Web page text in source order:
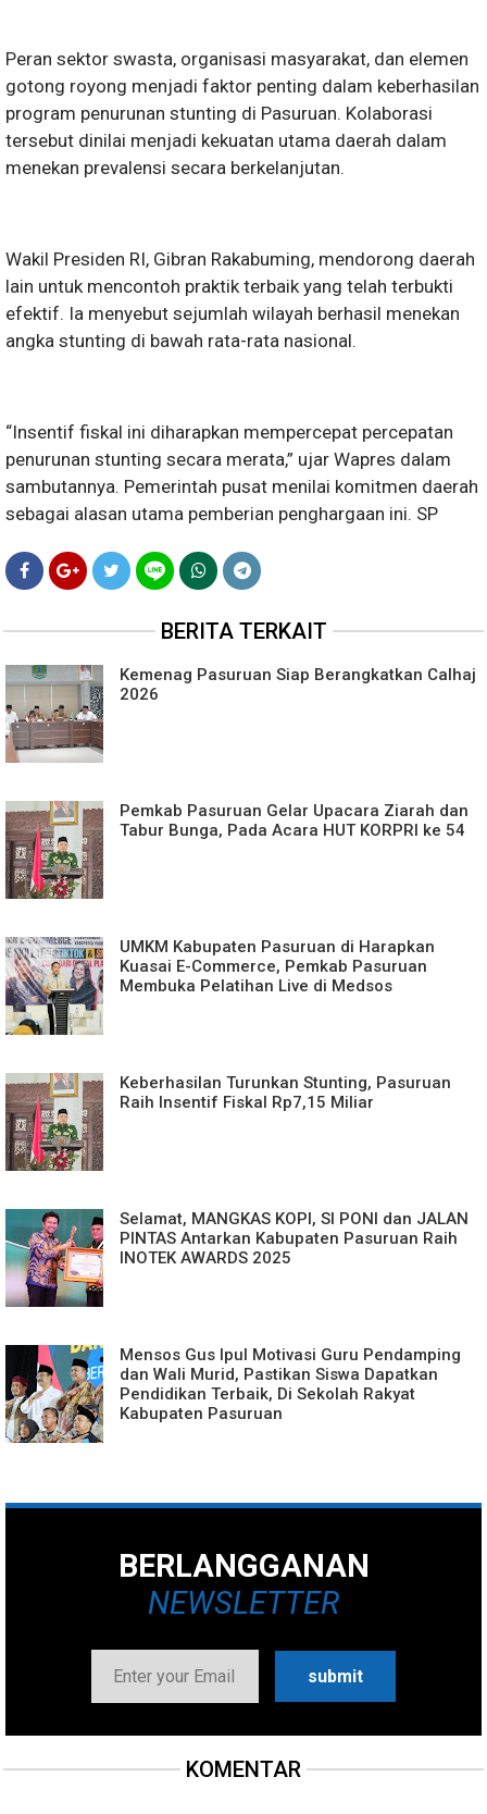
Peran sektor swasta, organisasi masyarakat, dan elemen
gotong royong menjadi faktor penting dalam keberhasilan
program penurunan stunting di Pasuruan. Kolaborasi
tersebut dinilai menjadi kekuatan utama daerah dalam
menekan prevalensi secara berkelanjutan.
Wakil Presiden RI, Gibran Rakabuming, mendorong daerah
lain untuk mencontoh praktik terbaik yang telah terbukti
efektif. Ia menyebut sejumlah wilayah berhasil menekan
angka stunting di bawah rata-rata nasional.
“Insentif fiskal ini diharapkan mempercepat percepatan
penurunan stunting secara merata,” ujar Wapres dalam
sambutannya. Pemerintah pusat menilai komitmen daerah
sebagai alasan utama pemberian penghargaan ini. SP
BERITA TERKAIT
Kemenag Pasuruan Siap Berangkatkan Calhaj
2026
Pemkab Pasuruan Gelar Upacara Ziarah dan
Tabur Bunga, Pada Acara HUT KORPRI ke 54
UMKM Kabupaten Pasuruan di Harapkan
Kuasai E-Commerce, Pemkab Pasuruan
Membuka Pelatihan Live di Medsos
Keberhasilan Turunkan Stunting, Pasuruan
Raih Insentif Fiskal Rp7,15 Miliar
Selamat, MANGKAS KOPI, SI PONI dan JALAN
PINTAS Antarkan Kabupaten Pasuruan Raih
INOTEK AWARDS 2025
Mensos Gus Ipul Motivasi Guru Pendamping
dan Wali Murid, Pastikan Siswa Dapatkan
Pendidikan Terbaik, Di Sekolah Rakyat
Kabupaten Pasuruan
BERLANGGANAN
NEWSLETTER
KOMENTAR